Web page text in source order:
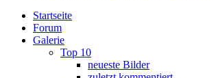
Startseite
Forum
Galerie
Top 10
neueste Bilder